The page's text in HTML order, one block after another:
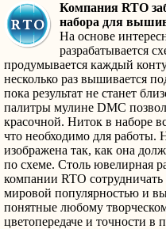
Компания RTO
набора для
На основе
разрабатывается
продумывается каждый
несколько раз вышивается
пока результат не станет
палитры мулине DMC
красочной. Ниток в наборе
что необходимо для работы.
изображена так, как она
по схеме. Столь ювелирная
компании RTO
мировой популярностью и
понятные любому
цветопередаче и точности в